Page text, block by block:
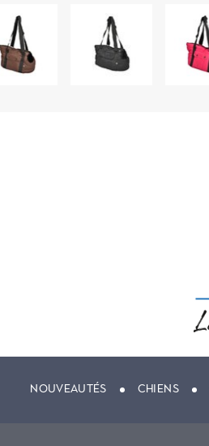
NOUVEAUTÉS CHIENS